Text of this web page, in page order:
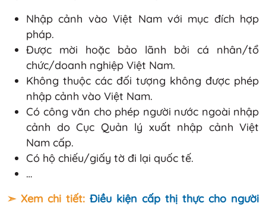
Nhập cảnh vào Việt Nam với mục đích hợp
pháp.
Được mời hoặc bảo lãnh bởi cá nhân/tổ
chức/doanh nghiệp Việt Nam.
Không thuộc các đối tượng không được phép
nhập cảnh vào Việt Nam.
Có công văn cho phép người nước ngoài nhập
cảnh do Cục Quản lý xuất nhập cảnh Việt
Nam cấp.
Có hộ chiếu/giấy tờ đi lại quốc tế.
…
➣ Xem chi tiết: Điều kiện cấp thị thực cho người